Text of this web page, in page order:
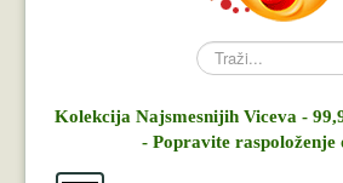
Search
Kolekcija Najsmesnijih Viceva -
- Popravite raspoloženje